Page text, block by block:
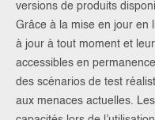
versions de produits
Grâce à la mise en jour en
à jour à tout moment et
accessibles en
des scénarios de test
aux menaces actuelles.